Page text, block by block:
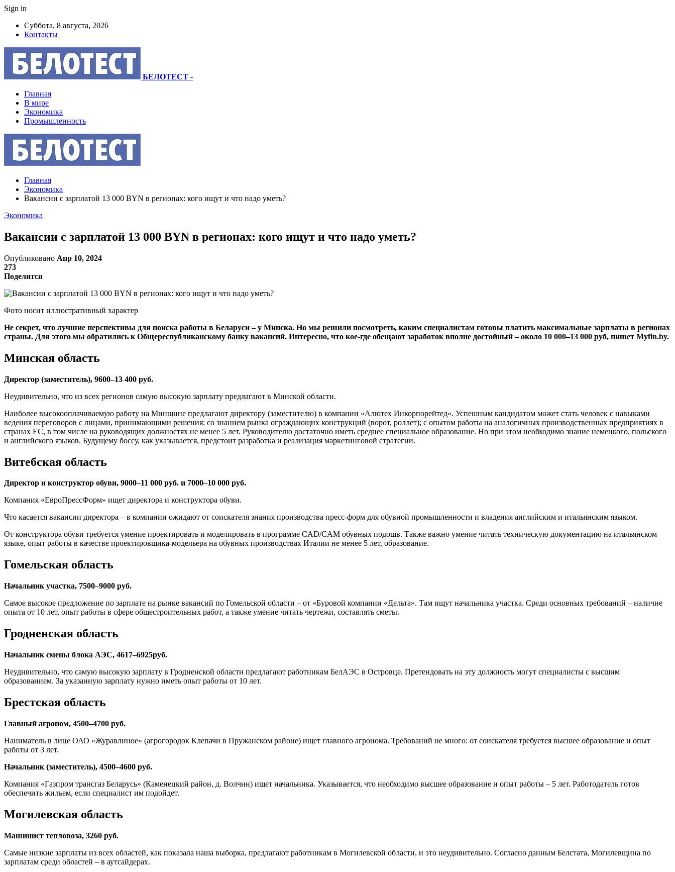
Sign in
Суббота, 8 августа, 2026
Контакты
БЕЛОТЕСТ -
Главная
В мире
Экономика
Промышленность
Главная
Экономика
Вакансии с зарплатой 13 000 BYN в регионах: кого ищут и что надо уметь?
Экономика
Вакансии с зарплатой 13 000 BYN в регионах: кого ищут и что надо уметь?
Опубликовано Апр 10, 2024
273
Поделится
Фото носит иллюстративный характер
Не секрет, что лучшие перспективы для поиска работы в Беларуси – у Минска. Но мы решили посмотреть, каким специалистам готовы платить максимальные зарплаты в регионах
страны. Для этого мы обратились к Общереспубликанскому банку вакансий. Интересно, что кое-где обещают заработок вполне достойный – около 10 000–13 000 руб, пишет Myfin.by.
Минская область
Директор (заместитель), 9600–13 400 руб.
Неудивительно, что из всех регионов самую высокую зарплату предлагают в Минской области.
Наиболее высокооплачиваемую работу на Минщине предлагают директору (заместителю) в компании «Алютех Инкорпорейтед». Успешным кандидатом может стать человек с навыками
ведения переговоров с лицами, принимающими решения; со знанием рынка ограждающих конструкций (ворот, роллет); с опытом работы на аналогичных производственных предприятиях в
странах ЕС, в том числе на руководящих должностях не менее 5 лет. Руководителю достаточно иметь среднее специальное образование. Но при этом необходимо знание немецкого, польского
и английского языков. Будущему боссу, как указывается, предстоит разработка и реализация маркетинговой стратегии.
Витебская область
Директор и конструктор обуви, 9000–11 000 руб. и 7000–10 000 руб.
Компания «ЕвроПрессФорм» ищет директора и конструктора обуви.
Что касается вакансии директора – в компании ожидают от соискателя знания производства пресс-форм для обувной промышленности и владения английским и итальянским языком.
От конструктора обуви требуется умение проектировать и моделировать в программе CAD/CAM обувных подошв. Также важно умение читать техническую документацию на итальянском
языке, опыт работы в качестве проектировщика-модельера на обувных производствах Италии не менее 5 лет, образование.
Гомельская область
Начальник участка, 7500–9000 руб.
Самое высокое предложение по зарплате на рынке вакансий по Гомельской области – от «Буровой компании «Дельта». Там ищут начальника участка. Среди основных требований – наличие
опыта от 10 лет, опыт работы в сфере общестроительных работ, а также умение читать чертежи, составлять сметы.
Гродненская область
Начальник смены блока АЭС, 4617–6925руб.
Неудивительно, что самую высокую зарплату в Гродненской области предлагают работникам БелАЭС в Островце. Претендовать на эту должность могут специалисты с высшим
образованием. За указанную зарплату нужно иметь опыт работы от 10 лет.
Брестская область
Главный агроном, 4500–4700 руб.
Наниматель в лице ОАО «Журавлиное» (агрогородок Клепачи в Пружанском районе) ищет главного агронома. Требований не много: от соискателя требуется высшее образование и опыт
работы от 3 лет.
Начальник (заместитель), 4500–4600 руб.
Компания «Газпром трансгаз Беларусь» (Каменецкий район, д. Волчин) ищет начальника. Указывается, что необходимо высшее образование и опыт работы – 5 лет. Работодатель готов
обеспечить жильем, если специалист им подойдет.
Могилевская область
Машинист тепловоза, 3260 руб.
Самые низкие зарплаты из всех областей, как показала наша выборка, предлагают работникам в Могилевской области, и это неудивительно. Согласно данным Белстата, Могилевщина по
зарплатам среди областей – в аутсайдерах.